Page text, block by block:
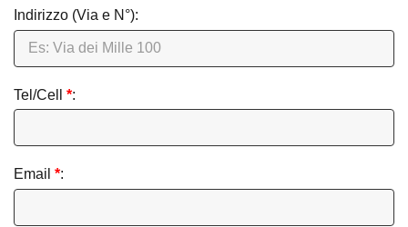
Indirizzo (Via e N°):
Tel/Cell *:
Email *: